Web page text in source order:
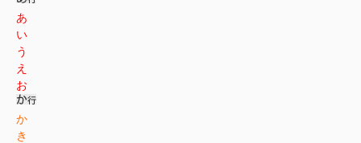
あ
い
う
え
お
か
き